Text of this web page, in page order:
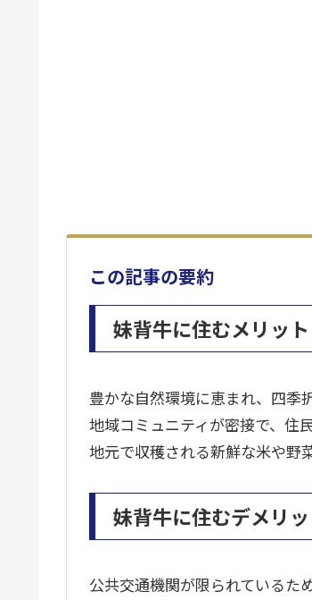
この記事の要約
妹背牛に住むメリット
豊かな自然環境に恵まれ、四季
地域コミュニティが密接で、住
地元で収穫される新鮮な米や野
妹背牛に住むデメリ
公共交通機関が限られているた